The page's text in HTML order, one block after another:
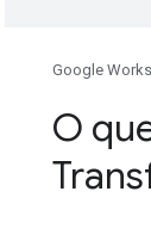
Google
O